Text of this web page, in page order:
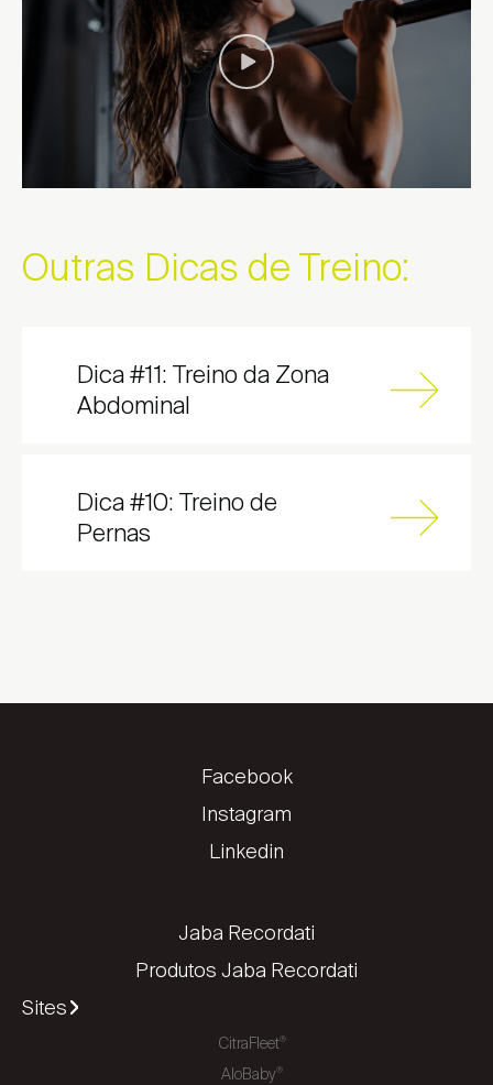
Encontrar local de venda
Encontrar local de venda
Outras Dicas de Treino:
Dica #11: Treino da Zona
Abdominal
Dica #10: Treino de
Pernas
Facebook
Instagram
Linkedin
Jaba Recordati
Produtos Jaba Recordati
Sites
CitraFleet®
AloBaby®